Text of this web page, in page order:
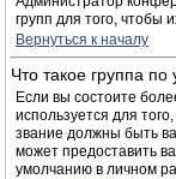
групп для того, чтобы
Вернуться к началу
Что такое группа
Если вы состоите
используется для
звание должны быть
может предоставить
умолчанию в личном